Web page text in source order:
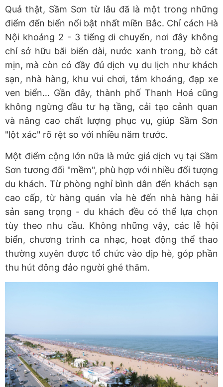
Quả thật, Sầm Sơn từ lâu đã là một trong những
điểm đến biển nổi bật nhất miền Bắc. Chỉ cách Hà
Nội khoảng 2 - 3 tiếng di chuyển, nơi đây không
chỉ sở hữu bãi biển dài, nước xanh trong, bờ cát
mịn, mà còn có đầy đủ dịch vụ du lịch như khách
sạn, nhà hàng, khu vui chơi, tắm khoáng, đạp xe
ven biển… Gần đây, thành phố Thanh Hoá cũng
không ngừng đầu tư hạ tầng, cải tạo cảnh quan
và nâng cao chất lượng phục vụ, giúp Sầm Sơn
"lột xác" rõ rệt so với nhiều năm trước.
Một điểm cộng lớn nữa là mức giá dịch vụ tại Sầm
Sơn tương đối "mềm", phù hợp với nhiều đối tượng
du khách. Từ phòng nghỉ bình dân đến khách sạn
cao cấp, từ hàng quán vỉa hè đến nhà hàng hải
sản sang trọng - du khách đều có thể lựa chọn
tùy theo nhu cầu. Không những vậy, các lễ hội
biển, chương trình ca nhạc, hoạt động thể thao
thường xuyên được tổ chức vào dịp hè, góp phần
thu hút đông đảo người ghé thăm.